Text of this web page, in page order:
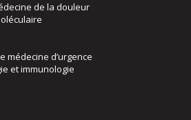
de la douleur
médecine d’urgence
et immunologie